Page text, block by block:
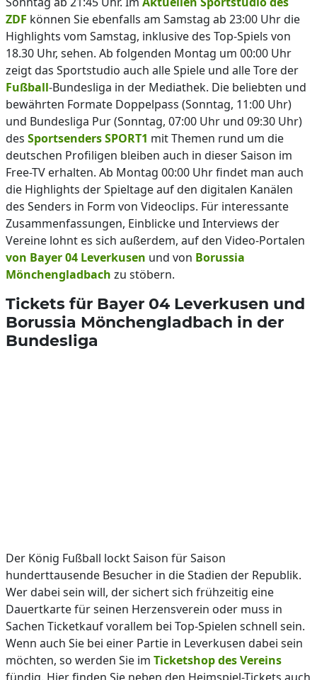
ZDF können Sie ebenfalls am Samstag ab 23:00 Uhr die
Highlights vom Samstag, inklusive des Top-Spiels von
18.30 Uhr, sehen. Ab folgenden Montag um 00:00 Uhr
zeigt das Sportstudio auch alle Spiele und alle Tore der
Fußball-Bundesliga in der Mediathek. Die beliebten und
bewährten Formate Doppelpass (Sonntag, 11:00 Uhr)
und Bundesliga Pur (Sonntag, 07:00 Uhr und 09:30 Uhr)
des Sportsenders SPORT1 mit Themen rund um die
deutschen Profiligen bleiben auch in dieser Saison im
Free-TV erhalten. Ab Montag 00:00 Uhr findet man auch
die Highlights der Spieltage auf den digitalen Kanälen
des Senders in Form von Videoclips. Für interessante
Zusammenfassungen, Einblicke und Interviews der
Vereine lohnt es sich außerdem, auf den Video-Portalen
von Bayer 04 Leverkusen und von Borussia
Mönchengladbach zu stöbern.
Tickets für Bayer 04 Leverkusen und
Borussia Mönchengladbach in der
Bundesliga
Der König Fußball lockt Saison für Saison
hunderttausende Besucher in die Stadien der Republik.
Wer dabei sein will, der sichert sich frühzeitig eine
Dauertkarte für seinen Herzensverein oder muss in
Sachen Ticketkauf vorallem bei Top-Spielen schnell sein.
Wenn auch Sie bei einer Partie in Leverkusen dabei sein
möchten, so werden Sie im Ticketshop des Vereins